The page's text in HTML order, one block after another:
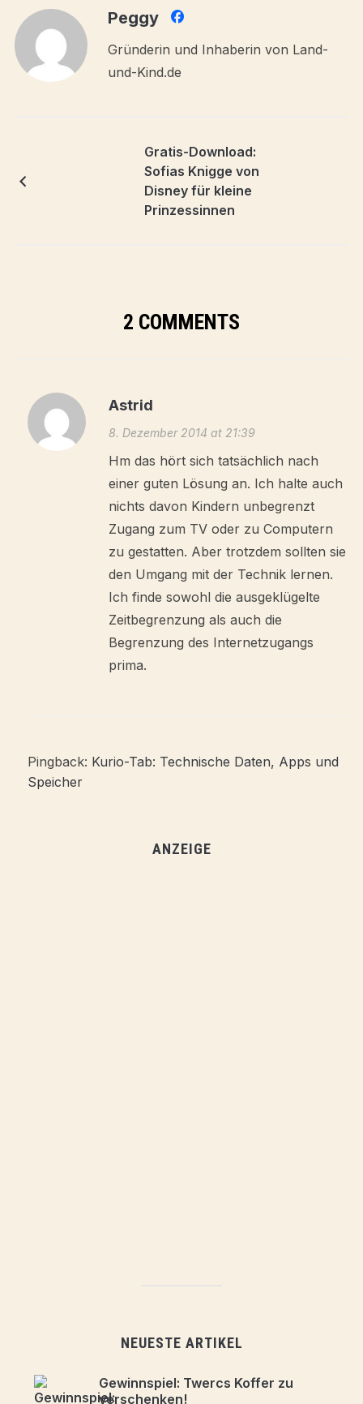
Peggy
Gründerin und Inhaberin von Land-
und-Kind.de
Gratis-Download:
Sofias Knigge von
Disney für kleine
Prinzessinnen
2 COMMENTS
Astrid
8. Dezember 2014 at 21:39
Hm das hört sich tatsächlich nach
einer guten Lösung an. Ich halte auch
nichts davon Kindern unbegrenzt
Zugang zum TV oder zu Computern
zu gestatten. Aber trotzdem sollten sie
den Umgang mit der Technik lernen.
Ich finde sowohl die ausgeklügelte
Zeitbegrenzung als auch die
Begrenzung des Internetzugangs
prima.
Pingback: Kurio-Tab: Technische Daten, Apps und
Speicher
ANZEIGE
NEUESTE ARTIKEL
Gewinnspiel: Twercs Koffer zu
verschenken!